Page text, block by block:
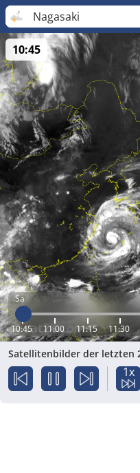
Nagasaki
Sa
10:45 11:00 11:15 11:30
10:45
Satellitenbilder der letzten
1x